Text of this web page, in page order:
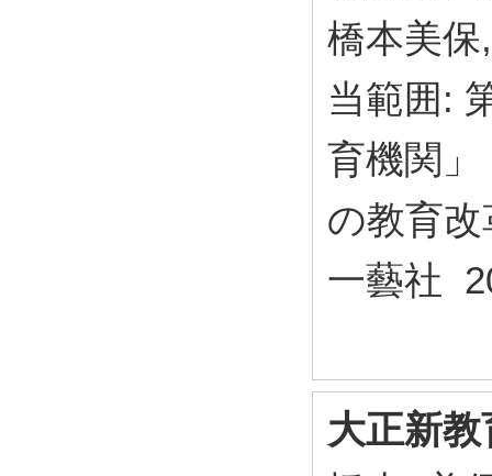
橋本美
当範囲:
育機関
の教育
一藝社
大正新